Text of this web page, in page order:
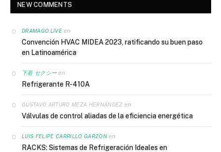
NEW COMMENTS
DRAMAGO.LIVEen
Convención HVAC MIDEA 2023, ratificando su buen paso
en Latinoamérica
下着 セクシー en
Refrigerante R-410A
GUSTAVO ARTURO MEZA HERNÁNDEZ en
Válvulas de control aliadas de la eficiencia energética
LUIS FELIPE CARRILLO GARZONen
RACKS: Sistemas de Refrigeración Ideales en